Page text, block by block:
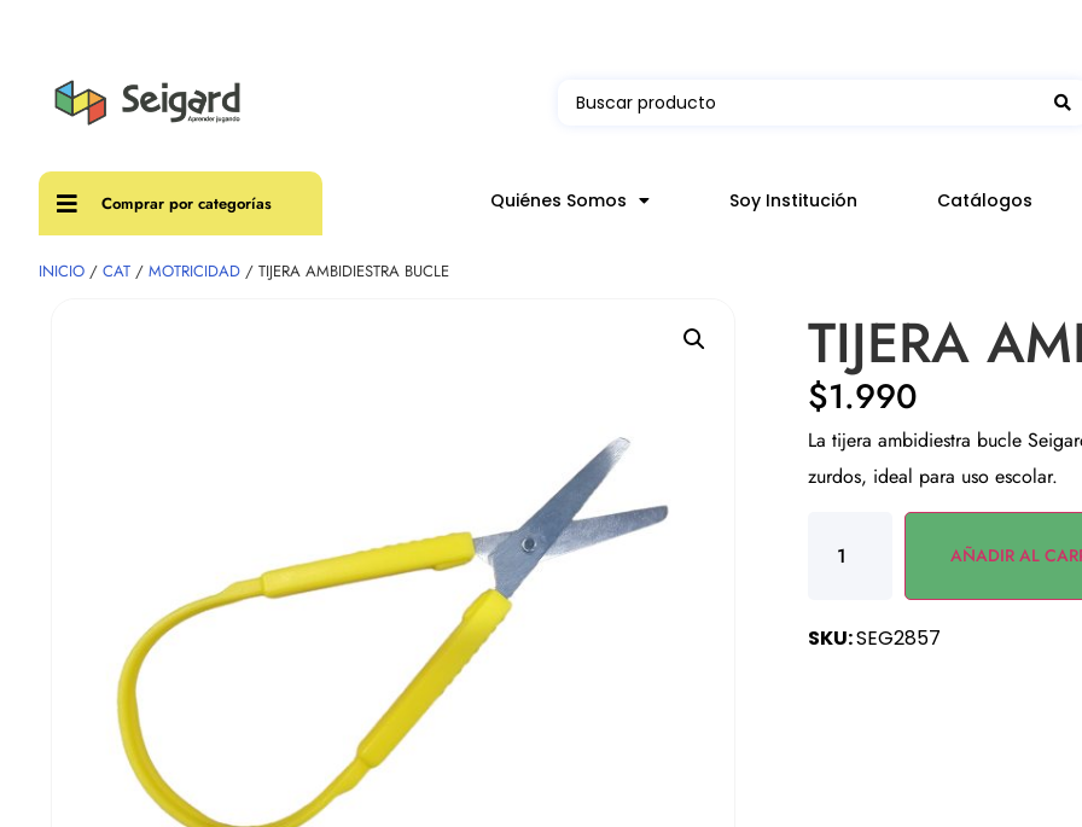
Comprar por categorías Quiénes Somos Soy Institución Catálogos
INICIO / CAT / MOTRICIDAD / TIJERA AMBIDIESTRA BUCLE
TIJERA
$1.990
La tijera ambidiestra bucle
zurdos, ideal para uso escolar.
AÑADIR AL
SKU:SEG2857